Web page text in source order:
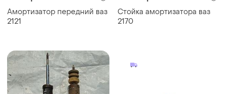
Амортизатор передний ваз
2121
Стойка амортизатора ваз
2170